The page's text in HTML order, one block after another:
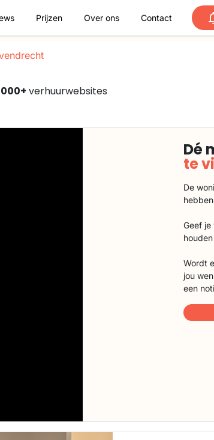
Prijzen Over ons Contact
verhuurwebsites
Dé
te
De
Geef
Wordt
jou
een